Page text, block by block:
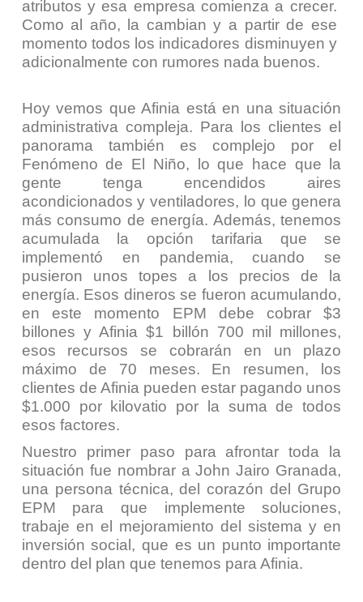
atributos y esa empresa comienza a crecer.
Como al año, la cambian y a partir de ese
momento todos los indicadores disminuyen y
adicionalmente con rumores nada buenos.
Hoy vemos que Afinia está en una situación
administrativa compleja. Para los clientes el
panorama también es complejo por el
Fenómeno de El Niño, lo que hace que la
gente tenga encendidos aires
acondicionados y ventiladores, lo que genera
más consumo de energía. Además, tenemos
acumulada la opción tarifaria que se
implementó en pandemia, cuando se
pusieron unos topes a los precios de la
energía. Esos dineros se fueron acumulando,
en este momento EPM debe cobrar $3
billones y Afinia $1 billón 700 mil millones,
esos recursos se cobrarán en un plazo
máximo de 70 meses. En resumen, los
clientes de Afinia pueden estar pagando unos
$1.000 por kilovatio por la suma de todos
esos factores.
Nuestro primer paso para afrontar toda la
situación fue nombrar a John Jairo Granada,
una persona técnica, del corazón del Grupo
EPM para que implemente soluciones,
trabaje en el mejoramiento del sistema y en
inversión social, que es un punto importante
dentro del plan que tenemos para Afinia.